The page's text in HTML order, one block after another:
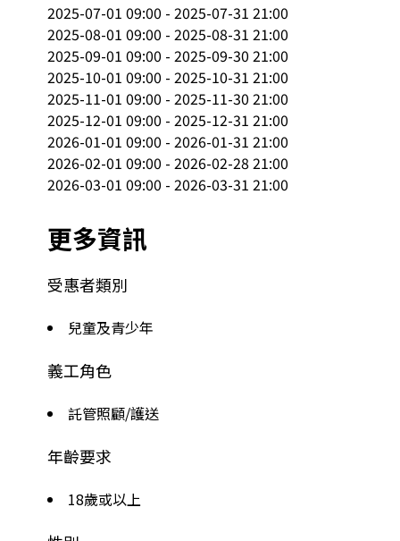
2025-07-01 09:00 - 2025-07-31 21:00
2025-08-01 09:00 - 2025-08-31 21:00
2025-09-01 09:00 - 2025-09-30 21:00
2025-10-01 09:00 - 2025-10-31 21:00
2025-11-01 09:00 - 2025-11-30 21:00
2025-12-01 09:00 - 2025-12-31 21:00
2026-01-01 09:00 - 2026-01-31 21:00
2026-02-01 09:00 - 2026-02-28 21:00
2026-03-01 09:00 - 2026-03-31 21:00
更多資訊
受惠者類別
兒童及青少年
義工角色
託管照顧/護送
年齡要求
18歲或以上